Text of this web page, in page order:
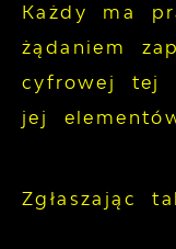
Każdy ma
żądaniem
cyfrowej tej
jej
Zgłaszając